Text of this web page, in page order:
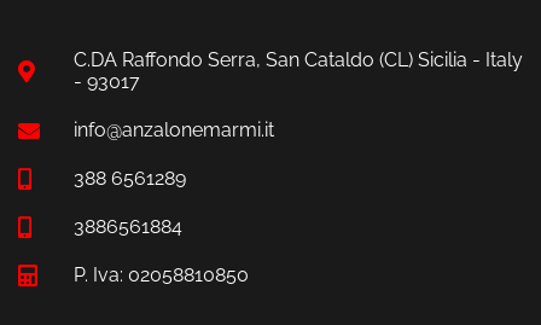
C.DA Raffondo Serra, San Cataldo (CL) Sicilia - Italy
- 93017
info@anzalonemarmi.it
388 6561289
3886561884
P. Iva: 02058810850